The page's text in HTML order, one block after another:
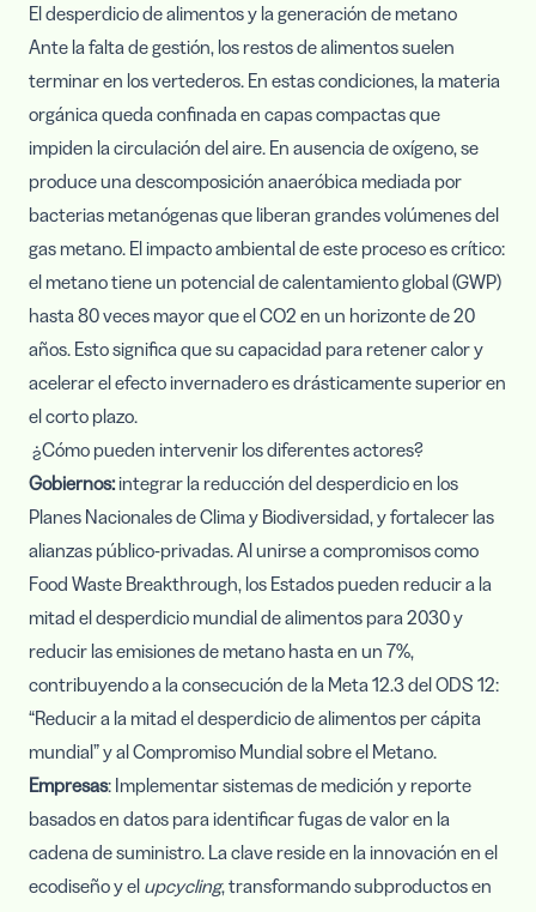
El desperdicio de alimentos y la generación de metano
Ante la falta de gestión, los restos de alimentos suelen
terminar en los vertederos. En estas condiciones, la materia
orgánica queda confinada en capas compactas que
impiden la circulación del aire. En ausencia de oxígeno, se
produce una descomposición anaeróbica mediada por
bacterias metanógenas que liberan grandes volúmenes del
gas metano. El impacto ambiental de este proceso es crítico:
el metano tiene un potencial de calentamiento global (GWP)
hasta 80 veces mayor que el CO2 en un horizonte de 20
años. Esto significa que su capacidad para retener calor y
acelerar el efecto invernadero es drásticamente superior en
el corto plazo.
¿Cómo pueden intervenir los diferentes actores?
Gobiernos:integrar la reducción del desperdicio en los
Planes Nacionales de Clima y Biodiversidad, y fortalecer las
alianzas público-privadas. Al unirse a compromisos como
Food Waste Breakthrough, los Estados pueden reducir a la
mitad el desperdicio mundial de alimentos para 2030 y
reducir las emisiones de metano hasta en un 7%,
contribuyendo a la consecución de la Meta 12.3 del ODS 12:
“Reducir a la mitad el desperdicio de alimentos per cápita
mundial”y al Compromiso Mundial sobre el Metano.
Empresas: Implementar sistemas de medición y reporte
basados en datos para identificar fugas de valor en la
cadena de suministro. La clave reside en la innovación en el
ecodiseño y el upcycling, transformando subproductos en